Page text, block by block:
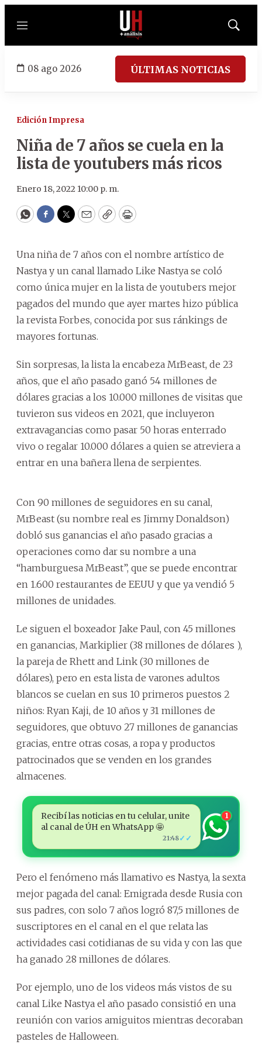
Menú
Mostrar
08 ago 2026 ÚLTIMAS NOTICIAS
Edición Impresa
Niña de 7 años se cuela en la
lista de youtubers más ricos
Enero 18, 2022 10:00 p. m.
WhatsApp
Facebook
Twitter
EmailCopyPrint
Una niña de 7 años con el nombre artístico de
Nastya y un canal llamado Like Nastya se coló
como única mujer en la lista de youtubers mejor
pagados del mundo que ayer martes hizo pública
la revista Forbes, conocida por sus ránkings de
mayores fortunas.
Sin sorpresas, la lista la encabeza MrBeast, de 23
años, que el año pasado ganó 54 millones de
dólares gracias a los 10.000 millones de visitas que
tuvieron sus videos en 2021, que incluyeron
extravagancias como pasar 50 horas enterrado
vivo o regalar 10.000 dólares a quien se atreviera a
entrar en una bañera llena de serpientes.
Con 90 millones de seguidores en su canal,
MrBeast (su nombre real es Jimmy Donaldson)
dobló sus ganancias el año pasado gracias a
operaciones como dar su nombre a una
“hamburguesa MrBeast”, que se puede encontrar
en 1.600 restaurantes de EEUU y que ya vendió 5
millones de unidades.
Le siguen el boxeador Jake Paul, con 45 millones
en ganancias, Markiplier (38 millones de dólares ),
la pareja de Rhett and Link (30 millones de
dólares), pero en esta lista de varones adultos
blancos se cuelan en sus 10 primeros puestos 2
niños: Ryan Kaji, de 10 años y 31 millones de
seguidores, que obtuvo 27 millones de ganancias
gracias, entre otras cosas, a ropa y productos
patrocinados que se venden en los grandes
almacenes.
Recibí las noticias en tu celular, unite
al canal de ÚH en WhatsApp 🤩
21:48✓✓
1
Pero el fenómeno más llamativo es Nastya, la sexta
mejor pagada del canal: Emigrada desde Rusia con
sus padres, con solo 7 años logró 87,5 millones de
suscriptores en el canal en el que relata las
actividades casi cotidianas de su vida y con las que
ha ganado 28 millones de dólares.
Por ejemplo, uno de los videos más vistos de su
canal Like Nastya el año pasado consistió en una
reunión con varios amiguitos mientras decoraban
pasteles de Halloween.